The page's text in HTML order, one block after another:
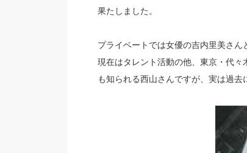
果たしました。
プライベートでは女優の吉内里美さん
現在はタレント活動の他、東京・代
も知られる西山さんですが、実は過去